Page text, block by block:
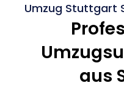
Umzug Stuttgart
aus